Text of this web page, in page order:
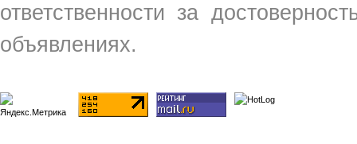
ответственности за
объявлениях.